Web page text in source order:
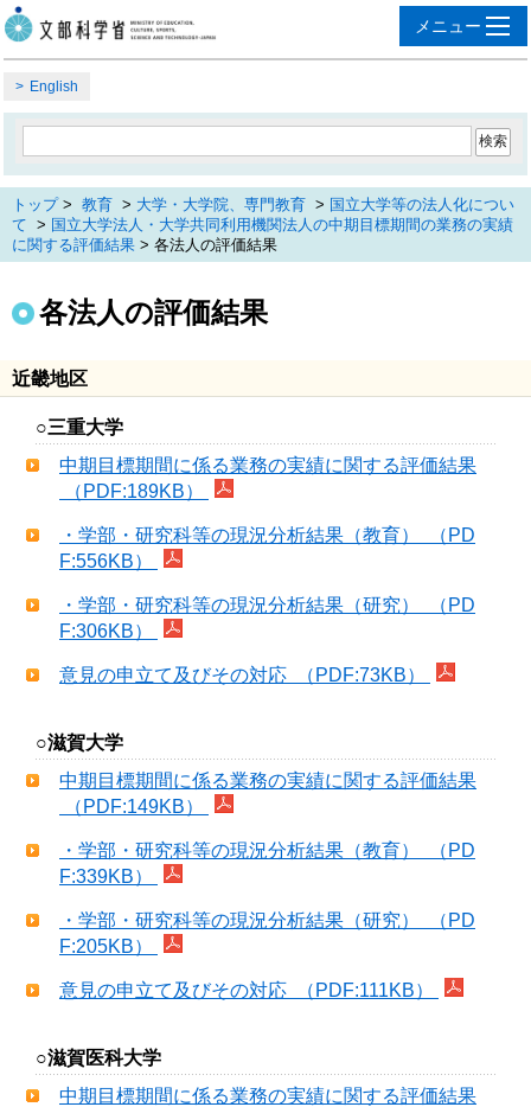
English
トップ> 教育 > 大学・大学院、専門教育 > 国立大学等の法人化につい
て > 国立大学法人・大学共同利用機関法人の中期目標期間の業務の実績
に関する評価結果 > 各法人の評価結果
各法人の評価結果
近畿地区
○三重大学
中期目標期間に係る業務の実績に関する評価結果
（PDF:189KB）
・学部・研究科等の現況分析結果（教育） （PD
F:556KB）
・学部・研究科等の現況分析結果（研究） （PD
F:306KB）
意見の申立て及びその対応 （PDF:73KB）
○滋賀大学
中期目標期間に係る業務の実績に関する評価結果
（PDF:149KB）
・学部・研究科等の現況分析結果（教育） （PD
F:339KB）
・学部・研究科等の現況分析結果（研究） （PD
F:205KB）
意見の申立て及びその対応 （PDF:111KB）
○滋賀医科大学
中期目標期間に係る業務の実績に関する評価結果